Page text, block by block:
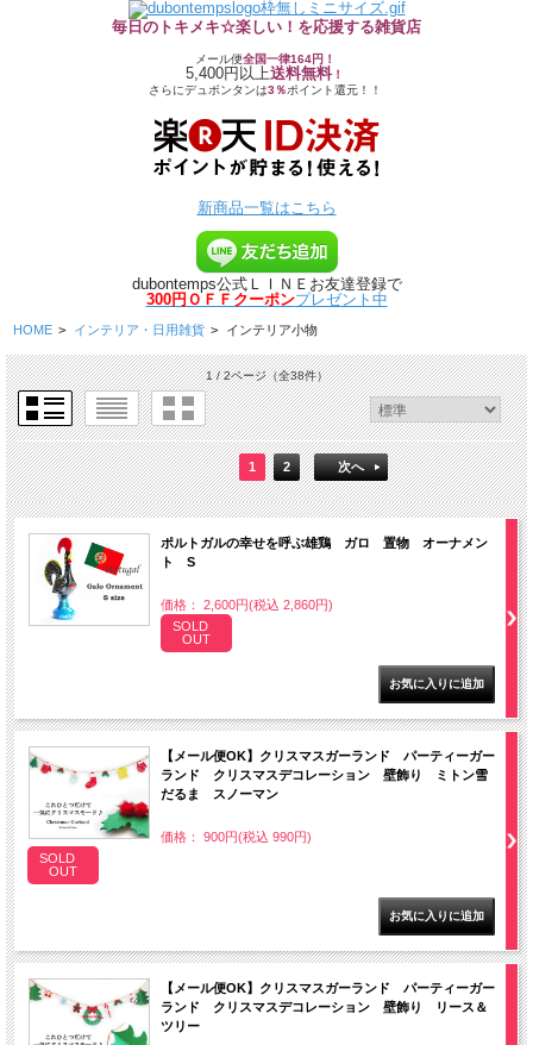
毎日のトキメキ☆楽しい！を応援する雑貨店
メール便全国一律164円！
5,400円以上送料無料！
さらにデュボンタンは3％ポイント還元！！
新商品一覧はこちら
dubontemps公式ＬＩＮＥお友達登録で
300円ＯＦＦクーポンプレゼント中
HOME > インテリア・日用雑貨 > インテリア小物
1 / 2ページ（全38件）
1 2 次へ
ポルトガルの幸せを呼ぶ雄鶏 ガロ 置物 オーナメン
ト S
価格： 2,600円(税込 2,860円)
SOLD
OUT
【メール便OK】クリスマスガーランド パーティーガー
ランド クリスマスデコレーション 壁飾り ミトン雪
だるま スノーマン
価格： 900円(税込 990円)
SOLD
OUT
【メール便OK】クリスマスガーランド パーティーガー
ランド クリスマスデコレーション 壁飾り リース＆
ツリー